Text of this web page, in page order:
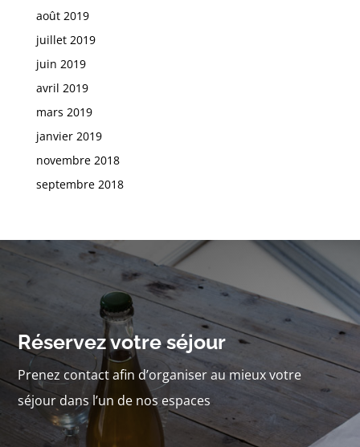
août 2019
juillet 2019
juin 2019
avril 2019
mars 2019
janvier 2019
novembre 2018
septembre 2018
Réservez votre séjour
Prenez contact afin d’organiser au mieux votre
séjour dans l’un de nos espaces